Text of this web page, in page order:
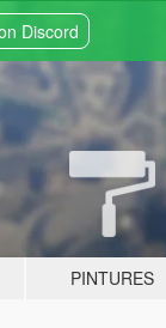
Discord
PINTURES